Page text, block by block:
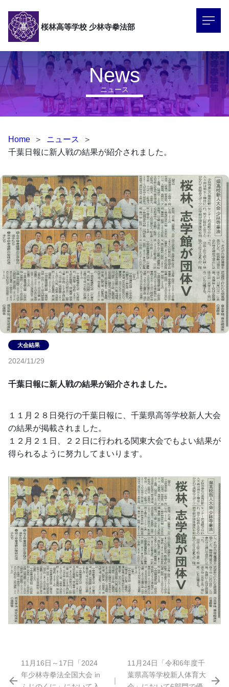
桜林高等学校 少林寺拳法部
ニュース
News
Home ＞ ニュース
＞
千葉日報に新人戦の結果が紹介されました。
2024/11/29
千葉日報に新人戦の結果が紹介されました。
１１月２８日発行の千葉日報に、千葉県高等学校新人大会
の結果が掲載されました。
１２月２１日、２２日に行われる関東大会でもよい結果が
得られるように努力してまいります。
11月16日～17日「2024
年少林寺拳法全国大会 in
｜
11月24日「令和6年度千
葉県高等学校新人体育大